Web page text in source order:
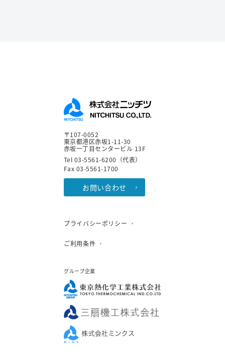
〒107-0052
東京都港区赤坂1-11-30
赤坂一丁目センタービル 13F
Tel 03-5561-6200（代表）
Fax 03-5561-1700
お問い合わせ
プライバシーポリシー
ご利用条件
グループ企業